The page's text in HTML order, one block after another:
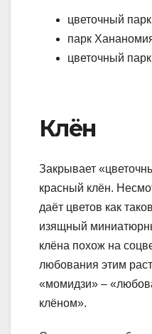
цветочный
парк
цветочный
Клён
Закрывает
красный клён.
даёт цветов как
изящный
клёна похож на
любования этим
«момидзи» –
клёном».